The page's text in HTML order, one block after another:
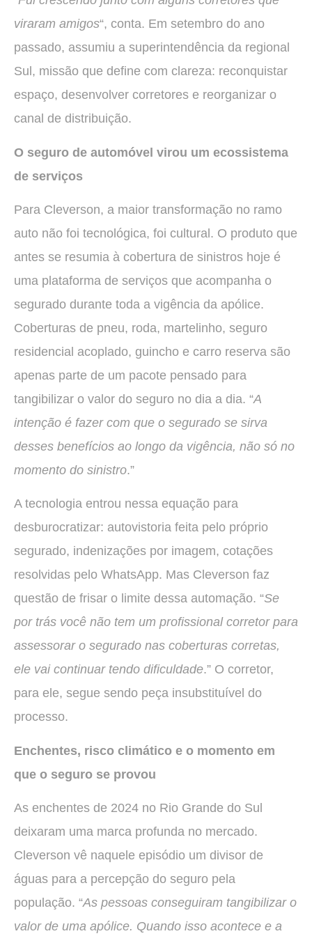
viraram amigos“, conta. Em setembro do ano
passado, assumiu a superintendência da regional
Sul, missão que define com clareza: reconquistar
espaço, desenvolver corretores e reorganizar o
canal de distribuição.
O seguro de automóvel virou um ecossistema
de serviços
Para Cleverson, a maior transformação no ramo
auto não foi tecnológica, foi cultural. O produto que
antes se resumia à cobertura de sinistros hoje é
uma plataforma de serviços que acompanha o
segurado durante toda a vigência da apólice.
Coberturas de pneu, roda, martelinho, seguro
residencial acoplado, guincho e carro reserva são
apenas parte de um pacote pensado para
tangibilizar o valor do seguro no dia a dia. “A
intenção é fazer com que o segurado se sirva
desses benefícios ao longo da vigência, não só no
momento do sinistro.”
A tecnologia entrou nessa equação para
desburocratizar: autovistoria feita pelo próprio
segurado, indenizações por imagem, cotações
resolvidas pelo WhatsApp. Mas Cleverson faz
questão de frisar o limite dessa automação. “Se
por trás você não tem um profissional corretor para
assessorar o segurado nas coberturas corretas,
ele vai continuar tendo dificuldade.” O corretor,
para ele, segue sendo peça insubstituível do
processo.
Enchentes, risco climático e o momento em
que o seguro se provou
As enchentes de 2024 no Rio Grande do Sul
deixaram uma marca profunda no mercado.
Cleverson vê naquele episódio um divisor de
águas para a percepção do seguro pela
população. “As pessoas conseguiram tangibilizar o
valor de uma apólice. Quando isso acontece e a